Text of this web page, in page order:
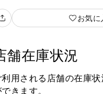
お気に
舗在庫状況
利用される店舗の在庫
きます。